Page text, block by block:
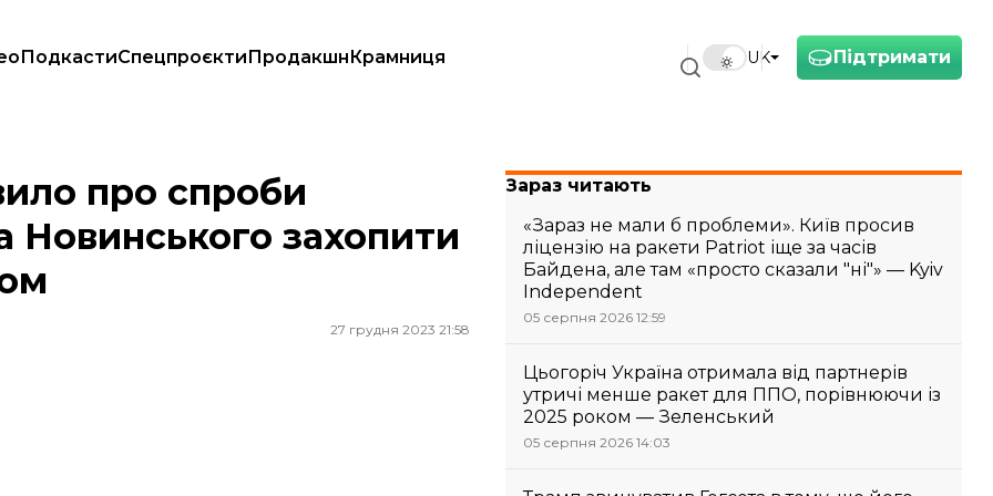
Підтримати
UK
ПодкастиСпецпроєктиПродакшнКрамниця
захопити владу над підприємством
про спроби
Новинського захопити
27 грудня 2023 21:58
Зараз читають
«Зараз не мали б проблеми». Київ просив
ліцензію на ракети Patriot іще за часів
Байдена, але там «просто сказали "ні"» — Kyiv
Independent
05 серпня 2026 12:59
Цьогоріч Україна отримала від партнерів
утричі менше ракет для ППО, порівнюючи із
2025 роком — Зеленський
05 серпня 2026 14:03